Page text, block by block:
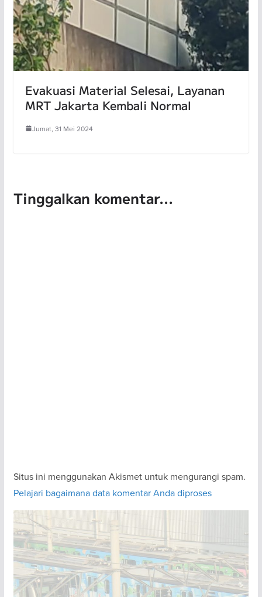
Evakuasi Material Selesai, Layanan
MRT Jakarta Kembali Normal
Jumat, 31 Mei 2024
Tinggalkan komentar...
Situs ini menggunakan Akismet untuk mengurangi spam.
Pelajari bagaimana data komentar Anda diproses